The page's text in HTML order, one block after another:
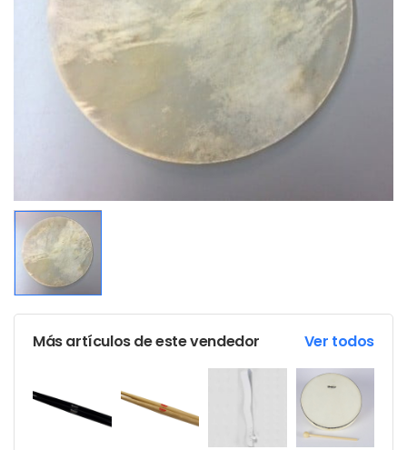
Más artículos de este vendedor Ver todos